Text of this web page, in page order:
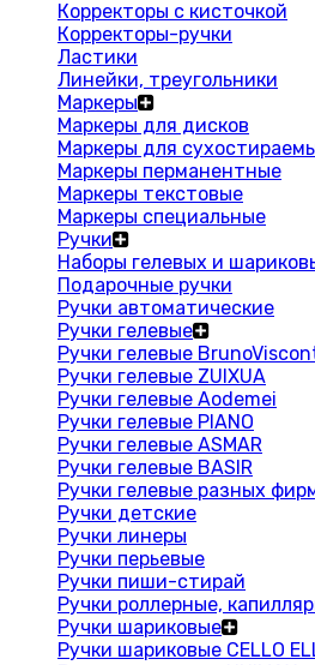
Корректоры с кисточкой
Корректоры-ручки
Ластики
Линейки, треугольники
Маркеры
Маркеры для дисков
Маркеры для
Маркеры перманентные
Маркеры текстовые
Маркеры специальные
Ручки
Наборы гелевых и
Подарочные ручки
Ручки автоматические
Ручки гелевые
Ручки гелевые
Ручки гелевые ZUIXUA
Ручки гелевые Aodemei
Ручки гелевые PIANO
Ручки гелевые ASMAR
Ручки гелевые BASIR
Ручки гелевые разных
Ручки детские
Ручки линеры
Ручки перьевые
Ручки пиши-стирай
Ручки роллерные,
Ручки шариковые
Ручки шариковые CELLO